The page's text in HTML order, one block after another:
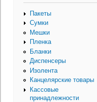
Пакеты
Сумки
Мешки
Пленка
Бланки
Диспенсеры
Изолента
Канцелярские товары
Кассовые
принадлежности